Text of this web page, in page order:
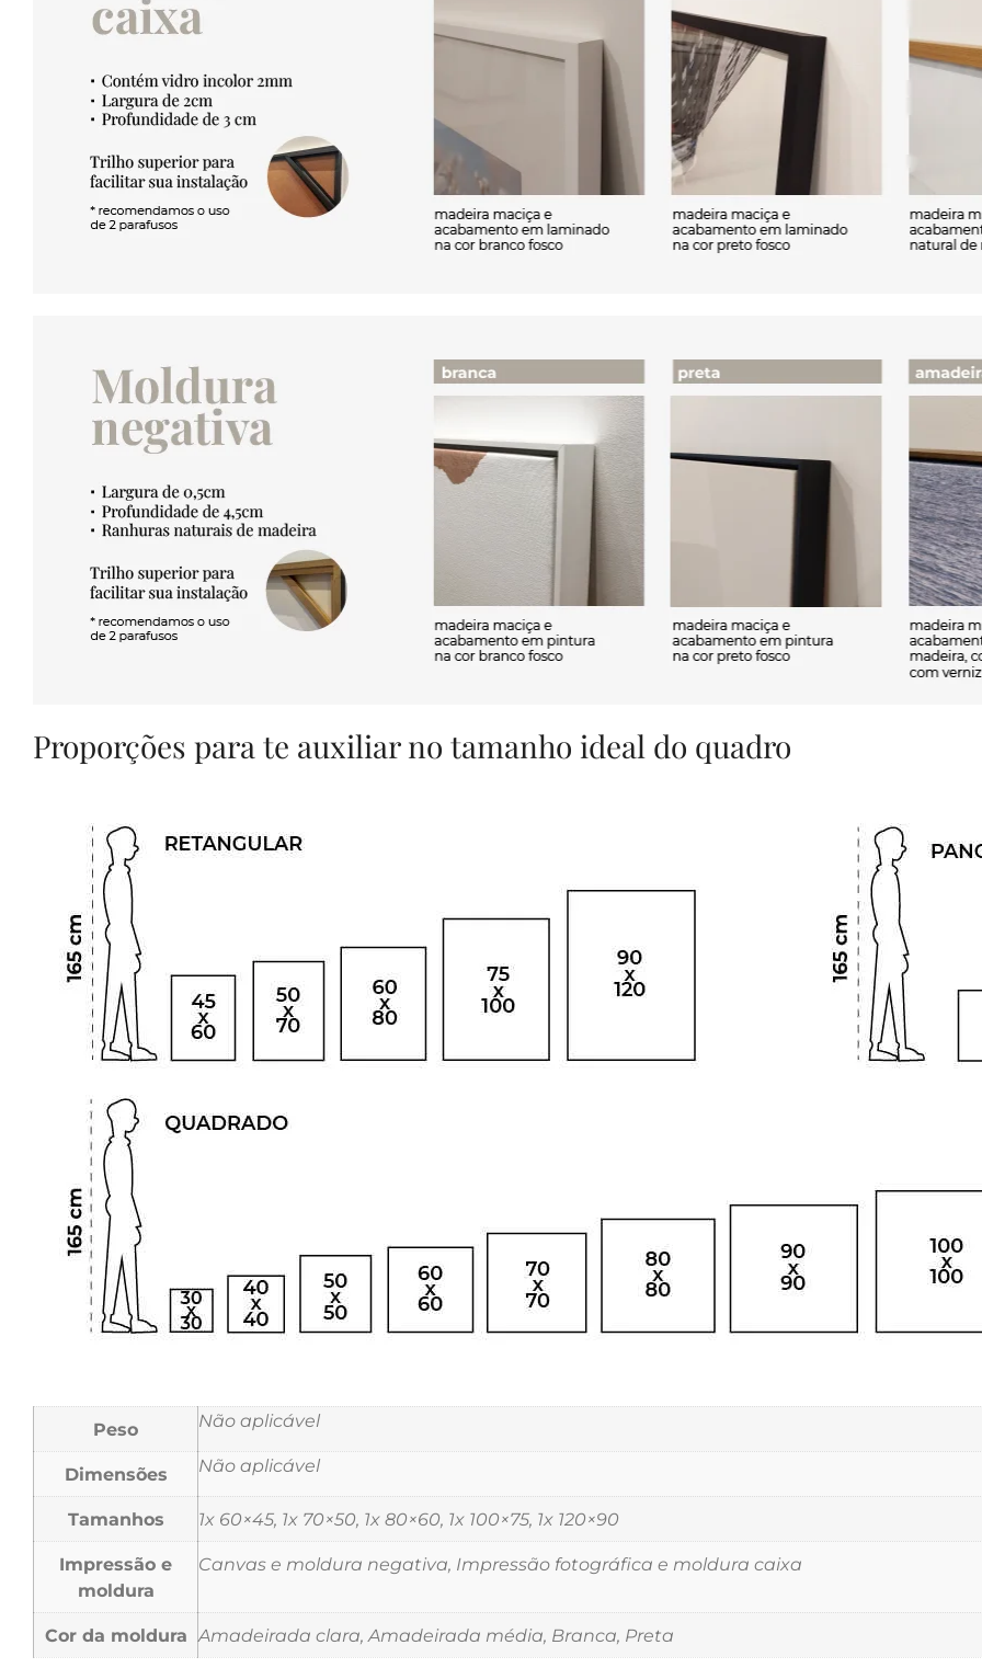
Proporções para te auxiliar no tamanho ideal do quadro
Peso Não aplicável
Dimensões Não aplicável
Tamanhos 1x 60×45, 1x 70×50, 1x 80×60, 1x 100×75, 1x 120×90
Impressão e
moldura
Canvas e moldura negativa, Impressão fotográfica e moldura caixa
Cor da moldura Amadeirada clara, Amadeirada média, Branca, Preta